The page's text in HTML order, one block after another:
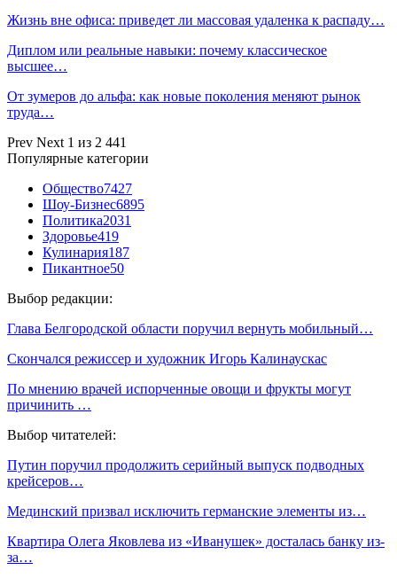
Жизнь вне офиса: приведет ли массовая удаленка к распаду…
Диплом или реальные навыки: почему классическое
высшее…
От зумеров до альфа: как новые поколения меняют рынок
труда…
Prev Next 1 из 2 441
Популярные категории
Общество7427
Шоу-Бизнес6895
Политика2031
Здоровье419
Кулинария187
Пикантное50
Выбор редакции:
Глава Белгородской области поручил вернуть мобильный…
Скончался режиссер и художник Игорь Калинаускас
По мнению врачей испорченные овощи и фрукты могут
причинить …
Выбор читателей:
Путин поручил продолжить серийный выпуск подводных
крейсеров…
Мединский призвал исключить германские элементы из…
Квартира Олега Яковлева из «Иванушек» досталась банку из-
за…